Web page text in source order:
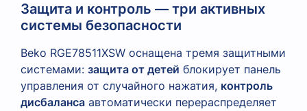
Защита и контроль — три активных
системы безопасности
Beko RGE78511XSW оснащена тремя защитными
системами: защита от детей блокирует панель
управления от случайного нажатия, контроль
дисбаланса автоматически перераспределяет